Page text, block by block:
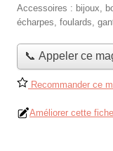
Accessoires : bijoux,
écharpes, foulards,
📞 Appeler ce
Recommander ce
Améliorer cette fiche